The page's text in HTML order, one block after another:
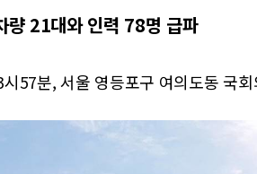
량 21대와 인력 78명 급파
57분, 서울 영등포구 여의도동 국